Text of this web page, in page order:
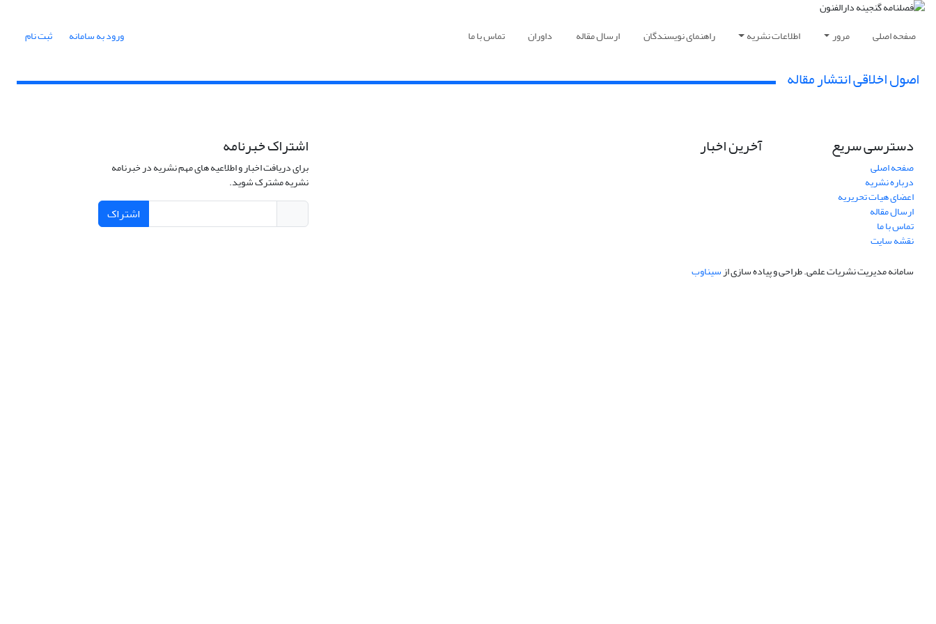
صفحه اصلی مرور اطلاعات نشریه راهنمای نویسندگان ارسال مقاله داوران تماس با ما ورود به سامانه ثبت نام
اصول اخلاقی انتشار مقاله
دسترسی سریع
صفحه اصلی
درباره نشریه
اعضای هیات تحریریه
ارسال مقاله
تماس با ما
نقشه سایت
آخرین اخبار اشتراک خبرنامه
برای دریافت اخبار و اطلاعیه های مهم نشریه در خبرنامه
نشریه مشترک شوید.
اشتراک
سامانه مدیریت نشریات علمی.طراحی و پیاده سازی ازسیناوب